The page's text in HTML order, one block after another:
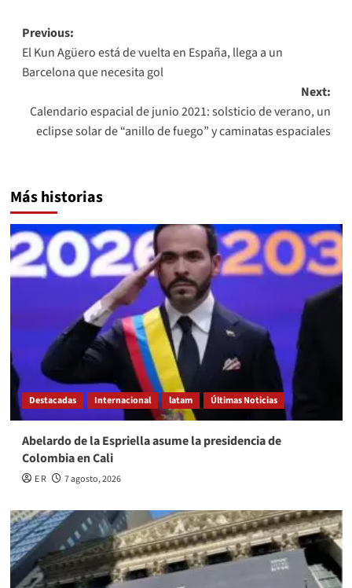
Post
navigation
Previous:
El Kun Agüero está de vuelta en España, llega a un
Barcelona que necesita gol
Next:
Calendario espacial de junio 2021: solsticio de verano, un
eclipse solar de “anillo de fuego” y caminatas espaciales
Más historias
Destacadas Internacional latam Últimas Noticias
Abelardo de la Espriella asume la presidencia de
Colombia en Cali
E R 7 agosto, 2026